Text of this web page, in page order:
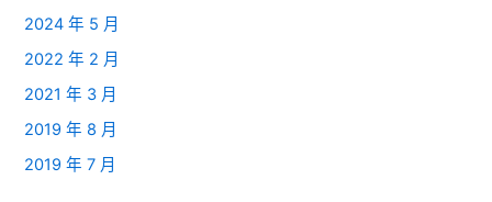
2024 年 5 月
2022 年 2 月
2021 年 3 月
2019 年 8 月
2019 年 7 月